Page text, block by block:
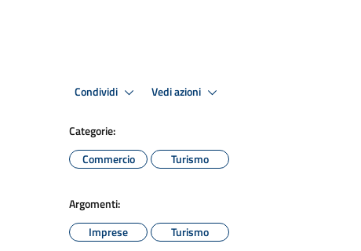
Condividi Vedi azioni
Categorie:
Commercio
Turismo
Argomenti:
Imprese
Turismo